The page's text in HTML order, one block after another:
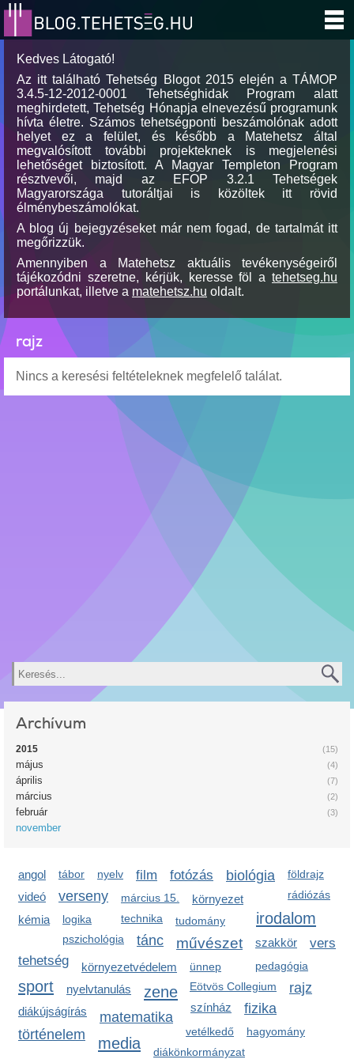
Kedves Látogató!
Az itt található Tehetség Blogot 2015 elején a TÁMOP
3.4.5-12-2012-0001 Tehetséghidak Program alatt
meghirdetett, Tehetség Hónapja elnevezésű programunk
hívta életre. Számos tehetségponti beszámolónak adott
helyet ez a felület, és később a Matehetsz által
megvalósított további projekteknek is megjelenési
lehetőséget biztosított. A Magyar Templeton Program
résztvevői, majd az EFOP 3.2.1 Tehetségek
Magyarországa tutoráltjai is közöltek itt rövid
élménybeszámolókat.
A blog új bejegyzéseket már nem fogad, de tartalmát itt
megőrizzük.
Amennyiben a Matehetsz aktuális tevékenységeiről
tájékozódni szeretne, kérjük, keresse föl a tehetseg.hu
portálunkat, illetve a matehetsz.hu oldalt.
rajz
Nincs a keresési feltételeknek megfelelő találat.
Keresés
Archívum
(15)
2015
(4)
május
(7)
április
(2)
március
(3)
február
november
angol tábor nyelv film fotózás
biológia
verseny
földrajz
rádiózás
március 15. környezet
irodalom
technika
kémia
tudomány
pszichológia
tánc művészet szakkör
videó
tehetség
logika
vers
környezetvédelem
pedagógia
Eötvös Collegium
ünnep
sport nyelvtanulás rajz
zene
színház
diákújságírás fizika
matematika
vetélkedő hagyomány
történelem media diákönkormányzat